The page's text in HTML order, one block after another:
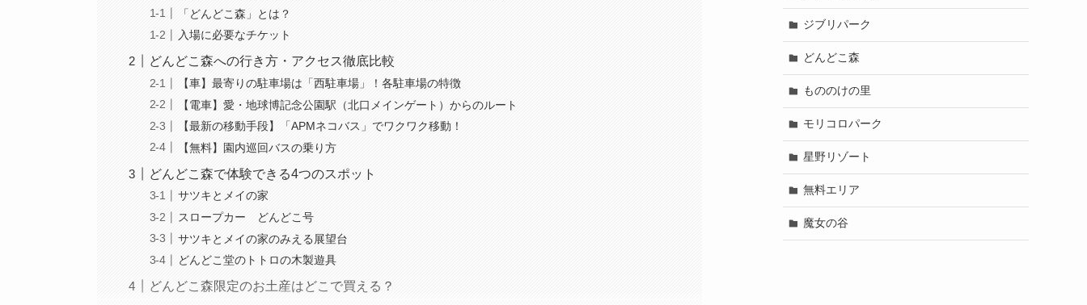
「どんどこ森」とは？
入場に必要なチケット
どんどこ森への行き方・アクセス徹底比較
【車】最寄りの駐車場は「西駐車場」！各駐車場の特徴
【電車】愛・地球博記念公園駅（北口メインゲート）からのルート
【最新の移動手段】「APMネコバス」でワクワク移動！
【無料】園内巡回バスの乗り方
どんどこ森で体験できる4つのスポット
サツキとメイの家
スロープカー どんどこ号
サツキとメイの家のみえる展望台
どんどこ堂のトトロの木製遊具
どんどこ森限定のお土産はどこで買える？
ジブリパーク
どんどこ森
もののけの里
モリコロパーク
星野リゾート
無料エリア
魔女の谷